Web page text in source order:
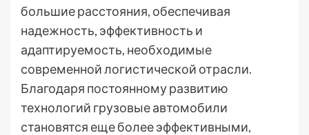
большие расстояния, обеспечивая
надежность, эффективность и
адаптируемость, необходимые
современной логистической отрасли.
Благодаря постоянному развитию
технологий грузовые автомобили
становятся еще более эффективными,